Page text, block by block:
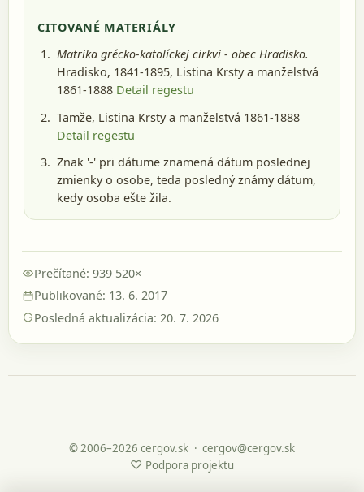
CITOVANÉ MATERIÁLY
Matrika grécko-katolíckej cirkvi - obec Hradisko.
Hradisko, 1841-1895, Listina Krsty a manželstvá
1861-1888 Detail regestu
Tamže, Listina Krsty a manželstvá 1861-1888
Detail regestu
Znak '-' pri dátume znamená dátum poslednej
zmienky o osobe, teda posledný známy dátum,
kedy osoba ešte žila.
Prečítané: 939 520×
Publikované: 13. 6. 2017
Posledná aktualizácia: 20. 7. 2026
© 2006–2026 cergov.sk
♡ Podpora projektu
· cergov@cergov.sk